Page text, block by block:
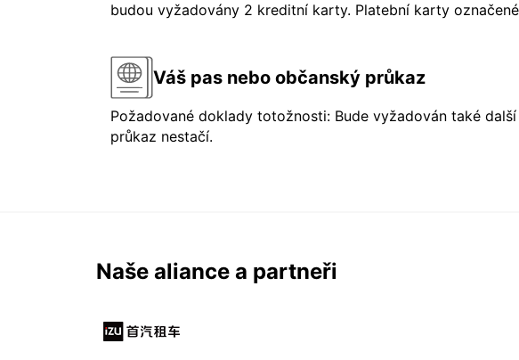
budou vyžadovány 2 kreditní karty. Platební karty
Váš pas nebo občanský průkaz
Požadované doklady totožnosti: Bude vyžadován také
průkaz nestačí.
Naše aliance a partneři